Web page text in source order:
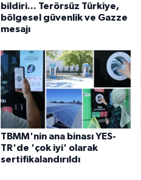
bildiri... Terörsüz Türkiye,
bölgesel güvenlik ve Gazze
mesajı
TBMM'nin ana binası YES-
TR'de 'çok iyi' olarak
sertifikalandırıldı